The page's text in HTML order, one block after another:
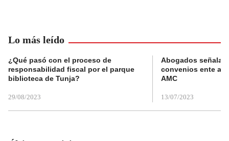
Lo más leído
¿Qué pasó con el proceso de
responsabilidad fiscal por el parque
biblioteca de Tunja?
29/08/2023
Abogados
convenios ente
AMC
13/07/2023